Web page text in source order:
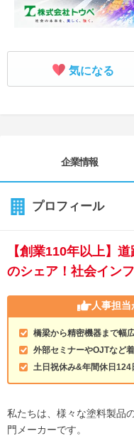
就活時事ニュースを更新
気になる
企業情報
プロフィール
【創業110年以上】
のシェア！社会イン
人事担当
橋梁から精密機器まで幅
外部セミナーやOJTなど
土日祝休み&年間休日124
私たちは、様々な塗料製品
門メーカーです。